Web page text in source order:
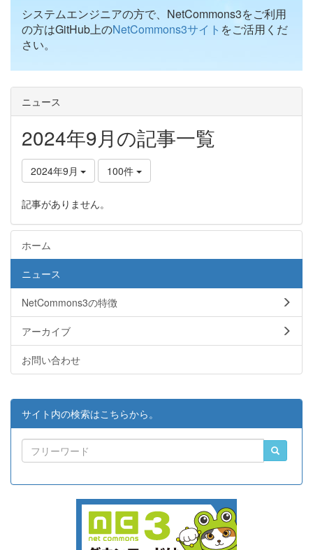
システムエンジニアの方で、NetCommons3をご利用
の方はGitHub上のNetCommons3サイト をご活用くだ
さい。
ニュース
2024年9月の記事一覧
2024年9月 100件
記事がありません。
ホーム
ニュース
NetCommons3の特徴
アーカイブ
お問い合わせ
サイト内の検索はこちらから。